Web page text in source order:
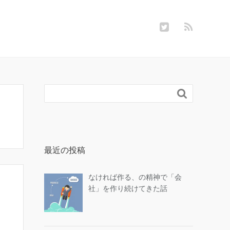

最近の投稿
なければ作る、の精神で「会
社」を作り続けてきた話